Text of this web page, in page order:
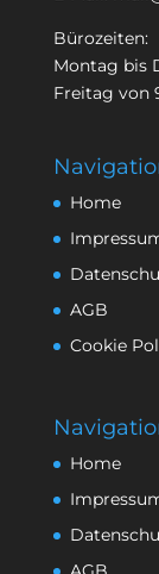
Bürozeiten:
Montag bis
Freitag von
Home
AGB
Cookie
Home